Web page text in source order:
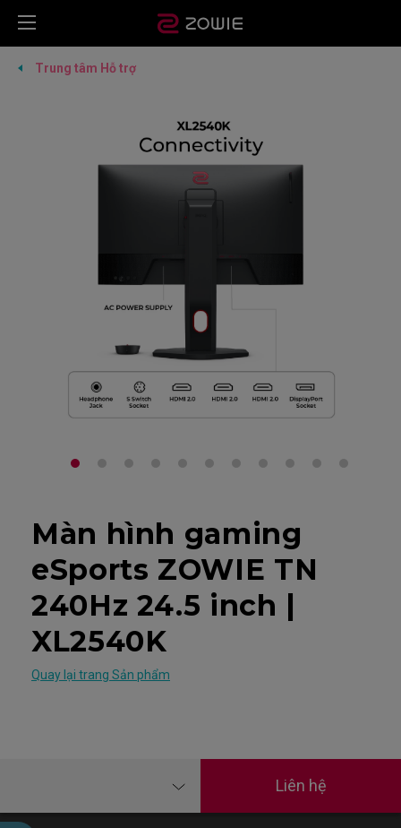
Trung tâm Hỗ trợ
Màn hình gaming
eSports ZOWIE TN
240Hz 24.5 inch |
XL2540K
Quay lại trang Sản phẩm
Liên hệ